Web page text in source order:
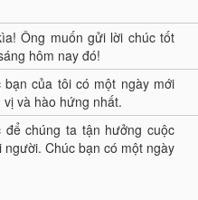
Ông muốn gửi lời chúc tốt
hôm nay đó!
của tôi có một ngày mới
và hào hứng nhất.
chúng ta tận hưởng cuộc
Chúc bạn có một ngày